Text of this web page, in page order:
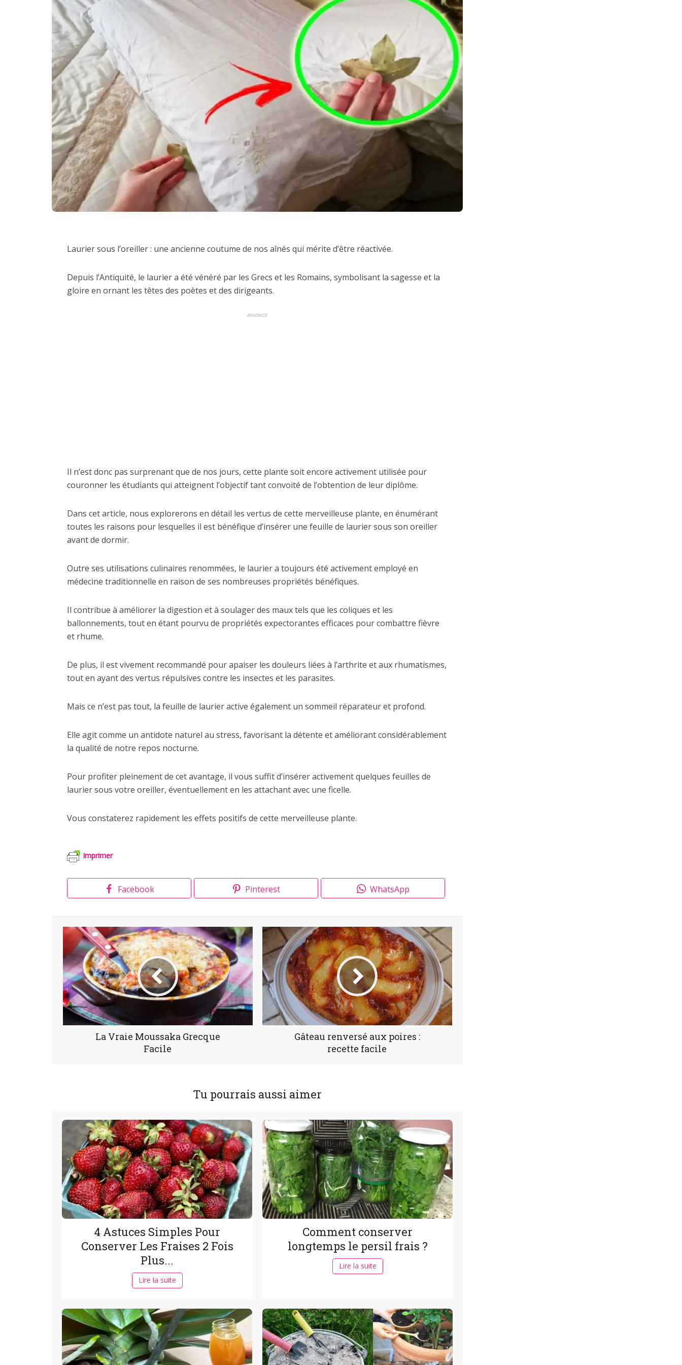
Laurier sous l’oreiller : une ancienne coutume de nos aînés qui mérite d’être réactivée.
Depuis l’Antiquité, le laurier a été vénéré par les Grecs et les Romains, symbolisant la sagesse et la
gloire en ornant les têtes des poètes et des dirigeants.
ANNONCE
Il n’est donc pas surprenant que de nos jours, cette plante soit encore activement utilisée pour
couronner les étudiants qui atteignent l’objectif tant convoité de l’obtention de leur diplôme.
Dans cet article, nous explorerons en détail les vertus de cette merveilleuse plante, en énumérant
toutes les raisons pour lesquelles il est bénéfique d’insérer une feuille de laurier sous son oreiller
avant de dormir.
Outre ses utilisations culinaires renommées, le laurier a toujours été activement employé en
médecine traditionnelle en raison de ses nombreuses propriétés bénéfiques.
Il contribue à améliorer la digestion et à soulager des maux tels que les coliques et les
ballonnements, tout en étant pourvu de propriétés expectorantes efficaces pour combattre fièvre
et rhume.
De plus, il est vivement recommandé pour apaiser les douleurs liées à l’arthrite et aux rhumatismes,
tout en ayant des vertus répulsives contre les insectes et les parasites.
Mais ce n’est pas tout, la feuille de laurier active également un sommeil réparateur et profond.
Elle agit comme un antidote naturel au stress, favorisant la détente et améliorant considérablement
la qualité de notre repos nocturne.
Pour profiter pleinement de cet avantage, il vous suffit d’insérer activement quelques feuilles de
laurier sous votre oreiller, éventuellement en les attachant avec une ficelle.
Vous constaterez rapidement les effets positifs de cette merveilleuse plante.
Imprimer
Facebook Pinterest WhatsApp
La Vraie Moussaka Grecque
Facile
Gâteau renversé aux poires :
recette facile
Tu pourrais aussi aimer
4 Astuces Simples Pour
Conserver Les Fraises 2 Fois
Plus...
Lire la suite
Comment conserver
longtemps le persil frais ?
Lire la suite